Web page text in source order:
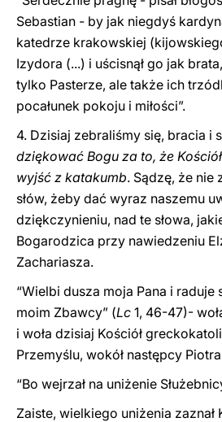
Sebastian - by jak niegdyś
katedrze krakowskiej
Izydora (...) i uścisnął go jak
tylko Pasterze, ale także ich
pocałunek pokoju i miłości”.
4. Dzisiaj zebraliśmy się, bracia i
dziękować Bogu za to, że
wyjść z katakumb. Sądzę, że nie
słów, żeby dać wyraz naszemu
dziękczynieniu, nad te słowa,
Bogarodzica przy nawiedzeniu
Zachariasza.
“Wielbi dusza moja Pana i raduje
moim Zbawcy” (Lc 1, 46-47)-
i woła dzisiaj Kościół
Przemyślu, wokół następcy
“Bo wejrzał na uniżenie
Zaiste, wielkiego uniżenia zaznał